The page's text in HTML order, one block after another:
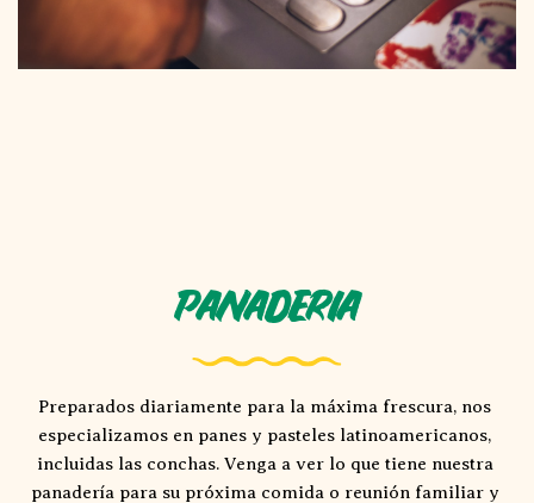
Panaderia
Preparados diariamente para la máxima frescura, nos
especializamos en panes y pasteles latinoamericanos,
incluidas las conchas. Venga a ver lo que tiene nuestra
panadería para su próxima comida o reunión familiar y